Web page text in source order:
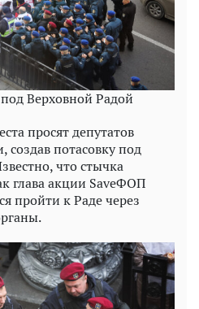
Верховной Радой
просят депутатов
создав потасовку под
что стычка
глава акции SaveФОП
пройти к Раде через